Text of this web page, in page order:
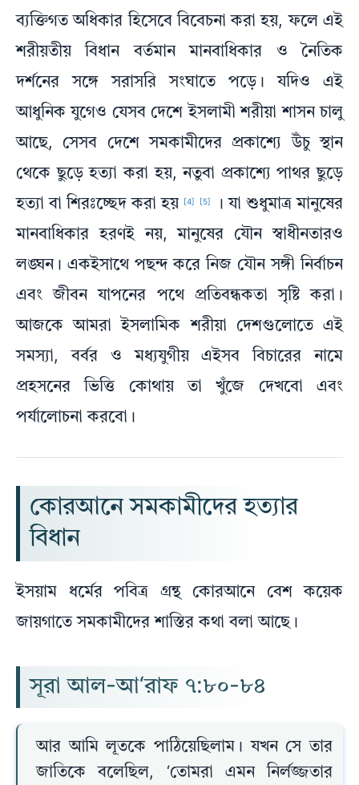
ব্যক্তিগত অধিকার হিসেবে বিবেচনা করা হয়, ফলে এই
শরীয়তীয় বিধান বর্তমান মানবাধিকার ও নৈতিক
দর্শনের সঙ্গে সরাসরি সংঘাতে পড়ে। যদিও এই
আধুনিক যুগেও যেসব দেশে ইসলামী শরীয়া শাসন চালু
আছে, সেসব দেশে সমকামীদের প্রকাশ্যে উঁচু স্থান
থেকে ছুড়ে হত্যা করা হয়, নতুবা প্রকাশ্যে পাথর ছুড়ে
হত্যা বা শিরঃচ্ছেদ করা হয়
[4] [5]
। যা শুধুমাত্র মানুষের
মানবাধিকার হরণই নয়, মানুষের যৌন স্বাধীনতারও
লঙ্ঘন। একইসাথে পছন্দ করে নিজ যৌন সঙ্গী নির্বাচন
এবং জীবন যাপনের পথে প্রতিবন্ধকতা সৃষ্টি করা।
আজকে আমরা ইসলামিক শরীয়া দেশগুলোতে এই
সমস্যা, বর্বর ও মধ্যযুগীয় এইসব বিচারের নামে
প্রহসনের ভিত্তি কোথায় তা খুঁজে দেখবো এবং
পর্যালোচনা করবো।
কোরআনে সমকামীদের হত্যার
বিধান
ইসয়াম ধর্মের পবিত্র গ্রন্থ কোরআনে বেশ কয়েক
জায়গাতে সমকামীদের শাস্তির কথা বলা আছে।
সূরা আল-আ‘রাফ ৭:৮০-৮৪
আর আমি লূতকে পাঠিয়েছিলাম। যখন সে তার
জাতিকে বলেছিল, ‘তোমরা এমন নির্লজ্জতার